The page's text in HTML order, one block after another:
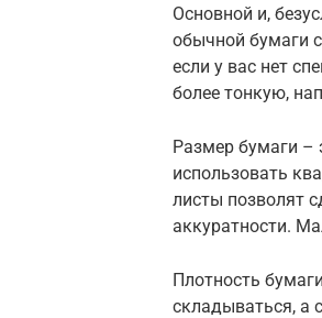
Основной и,
обычной бумаги
если у вас нет
более тонкую,
Размер бумаги –
использовать
листы позволят
аккуратности.
Плотность
складываться, а